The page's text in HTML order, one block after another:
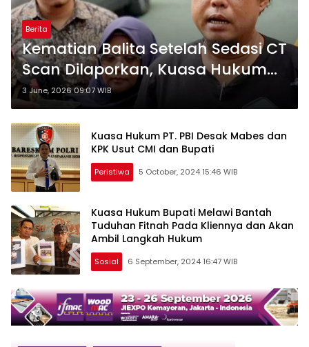
Berita
Kematian Balita Setelah Sedasi CT
Scan Dilaporkan, Kuasa Hukum
Minta Penyidikan Transparan
3 June, 2026 09:07 WIB
Kuasa Hukum PT. PBI Desak Mabes dan
KPK Usut CMI dan Bupati
Peristiwa 5 October, 2024 15:46 WIB
Kuasa Hukum Bupati Melawi Bantah
Tuduhan Fitnah Pada Kliennya dan Akan
Ambil Langkah Hukum
Sosial 6 September, 2024 16:47 WIB